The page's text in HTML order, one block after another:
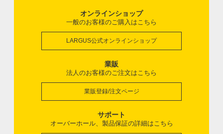
オンラインショップ
一般のお客様のご購入はこちら
LARGUS公式オンラインショップ
業販
法人のお客様のご注文はこちら
業販登録/注文ページ
サポート
オーバーホール、製品保証の詳細はこちら